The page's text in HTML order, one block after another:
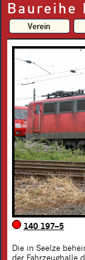
Baureihe
Verein
140 197–5
Die in Seelze
der Fahrzeughalle